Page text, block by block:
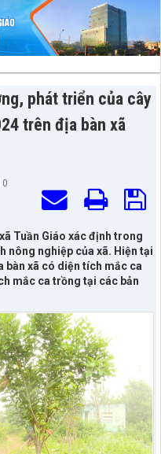
phát triển của cây
trên địa bàn xã
0
Tuần Giáo xác định trong
nông nghiệp của xã. Hiện tại
bàn xã có diện tích mắc ca
mắc ca trồng tại các bản